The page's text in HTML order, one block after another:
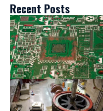
Recent Posts